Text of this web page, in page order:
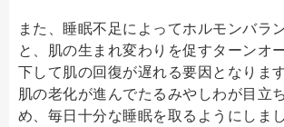
また、睡眠不足によってホルモンバラ
と、肌の生まれ変わりを促すターンオ
下して肌の回復が遅れる要因となりま
肌の老化が進んでたるみやしわが目立
め、毎日十分な睡眠を取るようにしまし